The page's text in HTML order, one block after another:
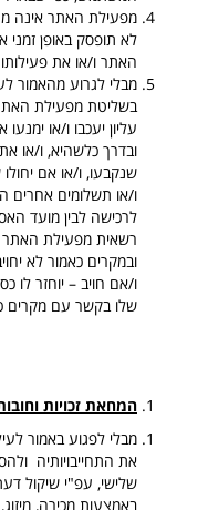
מפעילת האתר אינה
לא תופסק באופן
האתר ו/או את
מבלי לגרוע מהאמור
בשליטת מפעילת
עליון יעכבו ו/או
ובדרך כלשהיא, ו/או
שנקבעו, ו/או אם
ו/או תשלומים אחרים
לרכישה לבין מועד
רשאית מפעילת האתר
ובמקרים כאמור לא
ו/אם חויב – יוחזר לו
שלו בקשר עם מקרים
המחאת זכויות
מבלי לפגוע באמור
את התחייבויותיה
שלישי, עפ"י שיקול
באמצעות מכירה,